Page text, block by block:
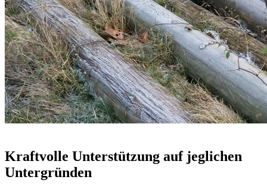
Kraftvolle Unterstützung auf jeglichen
Untergründen